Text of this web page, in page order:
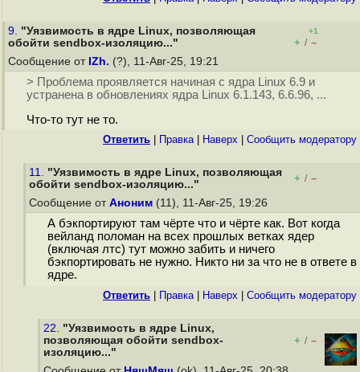
9. "Уязвимость в ядре Linux, позволяющая
обойти sendbox-изоляцию..."
+1
+ / –
Сообщение от IZh. (?), 11-Авг-25, 19:21
> Проблема проявляется начиная с ядра Linux 6.9 и
устранена в обновлениях ядра Linux 6.1.143, 6.6.96, ...
Что-то тут не то.
Ответить Правка| Наверх Cообщить модератору
11. "Уязвимость в ядре Linux, позволяющая
обойти sendbox-изоляцию..."
+ / –
Сообщение от Аноним (11), 11-Авг-25, 19:26
А бэкпортируют там чёрте что и чёрте как. Вот когда
вейланд поломан на всех прошлых ветках ядер
(включая лтс) тут можно забить и ничего
бэкпортировать не нужно. Никто ни за что не в ответе в
ядре.
Ответить Правка| Наверх Cообщить модератору
22. "Уязвимость в ядре Linux,
позволяющая обойти sendbox-
изоляцию..."
+ / –